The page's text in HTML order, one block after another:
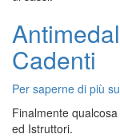
Cadenti
Per saperne di più su
Finalmente
ed Istruttori.